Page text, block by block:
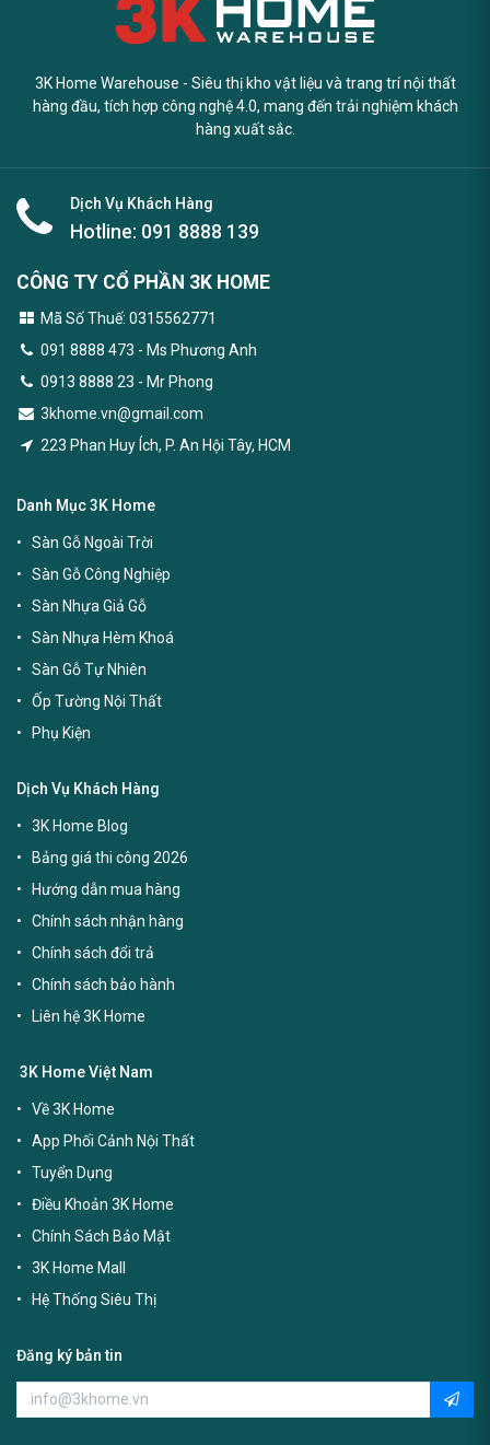
3K Home Warehouse - Siêu thị kho vật liệu và trang trí nội thất
hàng đầu, tích hợp công nghệ 4.0, mang đến trải nghiệm khách
hàng xuất sắc.
Dịch Vụ Khách Hàng
Hotline: 091 8888 139
CÔNG TY CỔ PHẦN 3K HOME
Mã Số Thuế: 0315562771
091 8888 473 - Ms Phương Anh
0913 8888 23 - Mr Phong
3khome.vn@gmail.com
223 Phan Huy Ích, P. An Hội Tây, HCM
Danh Mục 3K Home
Sàn Gỗ Ngoài Trời
Sàn Gỗ Công Nghiệp
Sàn Nhựa Giả Gỗ
Sàn Nhựa Hèm Khoá
Sàn Gỗ Tự Nhiên
Ốp Tường Nội Thất
Phụ Kiện
Dịch Vụ Khách Hàng
3K Home Blog
Bảng giá thi công 2026
Hướng dẫn mua hàng
Chính sách nhận hàng
Chính sách đổi trả
Chính sách bảo hành
Liên hệ 3K Home
3K Home Việt Nam
Về 3K Home
App Phối Cảnh Nội Thất
Tuyển Dụng
Điều Khoản 3K Home
Chính Sách Bảo Mật
3K Home Mall
Hệ Thống Siêu Thị
Đăng ký bản tin